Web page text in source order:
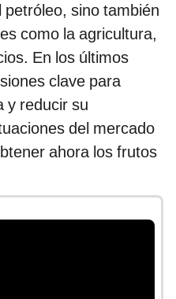
sino también
como la agricultura,
En los últimos
clave para
y reducir su
del mercado
ahora los frutos